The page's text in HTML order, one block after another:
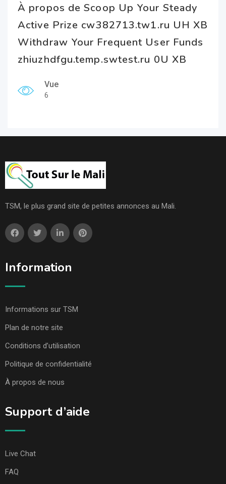
À propos de Scoop Up Your Steady
Active Prize cw382713.tw1.ru UH XB
Withdraw Your Frequent User Funds
zhiuzhdfgu.temp.swtest.ru 0U XB
Vue
6
TSM, le plus grand site de petites annonces au Mali.
Information
Informations sur TSM
Plan de notre site
Conditions d’utilisation
Politique de confidentialité
À propos de nous
Support d’aide
Live Chat
FAQ